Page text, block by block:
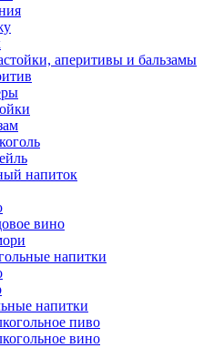
аперитивы и бальзамы
напиток
вино
напитки
напитки
пиво
вино